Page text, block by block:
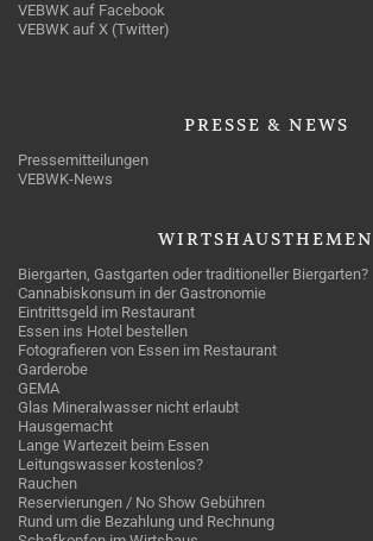
VEBWK auf Facebook
VEBWK auf X (Twitter)
PRESSE & NEWS
Pressemitteilungen
VEBWK-News
WIRTSHAUSTHEMEN
Biergarten, Gastgarten oder traditioneller Biergarten?
Cannabiskonsum in der Gastronomie
Eintrittsgeld im Restaurant
Essen ins Hotel bestellen
Fotografieren von Essen im Restaurant
Garderobe
GEMA
Glas Mineralwasser nicht erlaubt
Hausgemacht
Lange Wartezeit beim Essen
Leitungswasser kostenlos?
Rauchen
Reservierungen / No Show Gebühren
Rund um die Bezahlung und Rechnung